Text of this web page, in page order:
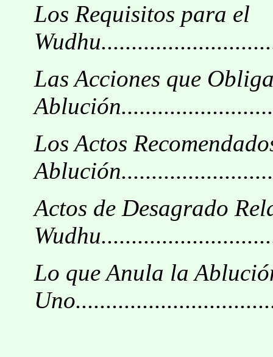
Los Requisitos para el
Las Acciones que
Los Actos
Actos de Desagrado
Lo que Anula la